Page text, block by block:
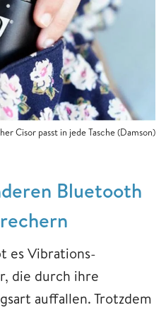
Cisor passt in jede Tasche (Damson)
Bluetooth
es Vibrations-
die durch ihre
auffallen. Trotzdem